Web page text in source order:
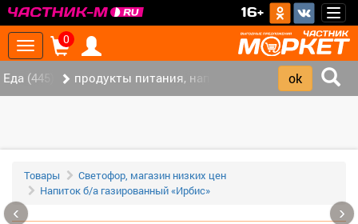
16+
Toggle
navigation
0
Еда (445) продукты питания, напитки (337)
Товары
Светофор, магазин низких цен
Напиток б/а газированный «Ирбис»
‹ ›